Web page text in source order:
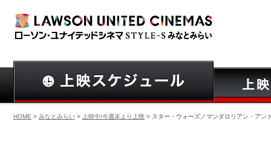
HOME > みなとみらい > 上映中/今週末より上映 > スター・ウォーズ／マンダロリアン・アン